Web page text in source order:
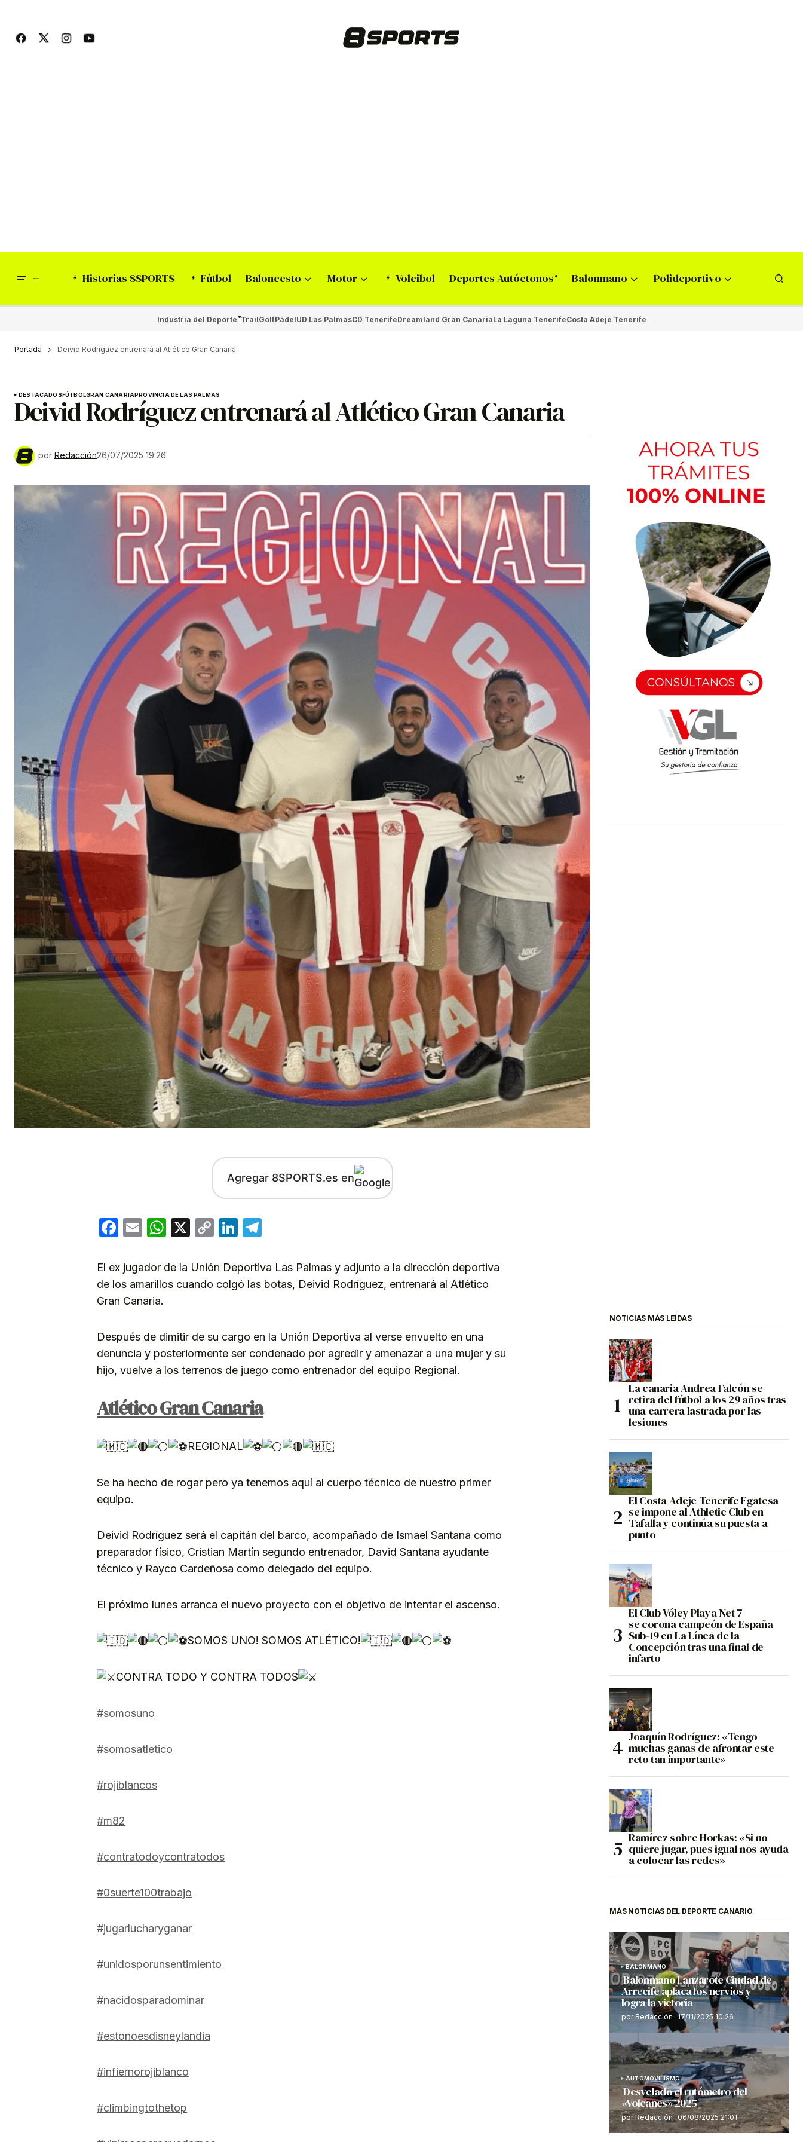
Historias 8SPORTS Fútbol Baloncesto Motor Voleibol Deportes Autóctonos Balonmano Polideportivo
Industria del Deporte TrailGolfPádelUD Las PalmasCD TenerifeDreamland Gran CanariaLa Laguna TenerifeCosta Adeje Tenerife
Portada Deivid Rodríguez entrenará al Atlético Gran Canaria
DESTACADOSFÚTBOLGRAN CANARIAPROVINCIA DE LAS PALMAS
Deivid Rodríguez entrenará al Atlético Gran Canaria
por Redacción26/07/2025 19:26
Agregar 8SPORTS.es en
Facebook
EmailWhatsApp
X
CopyLinkedIn
El ex jugador de la Unión Deportiva Las Palmas y adjunto a la dirección deportiva
de los amarillos cuando colgó las botas, Deivid Rodríguez, entrenará al Atlético
Gran Canaria.
Después de dimitir de su cargo en la Unión Deportiva al verse envuelto en una
denuncia y posteriormente ser condenado por agredir y amenazar a una mujer y su
hijo, vuelve a los terrenos de juego como entrenador del equipo Regional.
Atlético Gran Canaria
REGIONAL
Se ha hecho de rogar pero ya tenemos aquí al cuerpo técnico de nuestro primer
equipo.
Deivid Rodríguez será el capitán del barco, acompañado de Ismael Santana como
preparador físico, Cristian Martín segundo entrenador, David Santana ayudante
técnico y Rayco Cardeñosa como delegado del equipo.
El próximo lunes arranca el nuevo proyecto con el objetivo de intentar el ascenso.
SOMOS UNO! SOMOS ATLÉTICO!
CONTRA TODO Y CONTRA TODOS
#somosuno
#somosatletico
#rojiblancos
#m82
#contratodoycontratodos
#0suerte100trabajo
#jugarlucharyganar
#unidosporunsentimiento
#nacidosparadominar
#estonoesdisneylandia
#infiernorojiblanco
#climbingtothetop
NOTICIAS MÁS LEÍDAS
La canaria Andrea Falcón se
retira del fútbol a los 29 años tras
una carrera lastrada por las
lesiones
El Costa Adeje Tenerife Egatesa
se impone al Athletic Club en
Tafalla y continúa su puesta a
punto
El Club Vóley Playa Net 7
se corona campeón de España
Sub-19 en La Línea de la
Concepción tras una final de
infarto
Joaquín Rodríguez: «Tengo
muchas ganas de afrontar este
reto tan importante»
Ramírez sobre Horkas: «Si no
quiere jugar, pues igual nos ayuda
a colocar las redes»
MÁS NOTICIAS DEL DEPORTE CANARIO
BALONMANO
Balonmano Lanzarote Ciudad de
Arrecife aplaca los nervios y
logra la victoria
por Redacción 17/11/2025 10:26
AUTOMOVILISMO
Desvelado el rutómetro del
«Volcanes» 2025
por Redacción 06/08/2025 21:01